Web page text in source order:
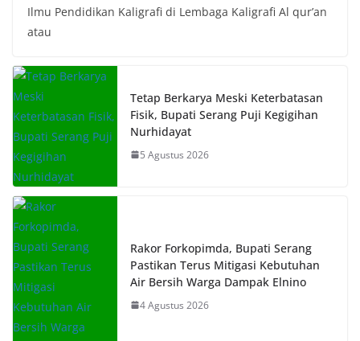
Ilmu Pendidikan Kaligrafi di Lembaga Kaligrafi Al qur’an
atau
Tetap Berkarya Meski Keterbatasan
Fisik, Bupati Serang Puji Kegigihan
Nurhidayat
5 Agustus 2026
Rakor Forkopimda, Bupati Serang
Pastikan Terus Mitigasi Kebutuhan
Air Bersih Warga Dampak Elnino
4 Agustus 2026